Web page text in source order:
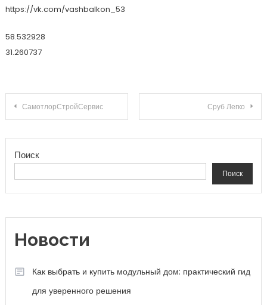
https://vk.com/vashbalkon_53
58.532928
31.260737
Навигация по записям
СамотлорСтройСервис Сруб Легко
Поиск
Поиск
Новости
Как выбрать и купить модульный дом: практический гид
для уверенного решения